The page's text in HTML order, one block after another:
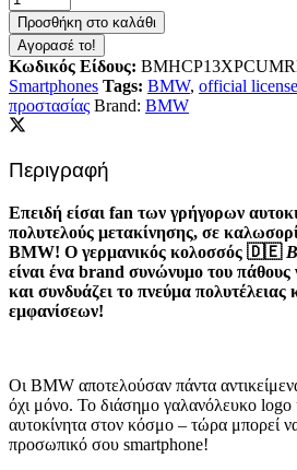
Προσθήκη στο καλάθι
Αγορασέ το!
Κωδικός Είδους:
Smartphones Tags: BMW, official
προστασίας Brand: BMW
Περιγραφή
Επειδή είσαι fan των γρήγορων
πολυτελούς μετακίνησης, σε
BMW! Ο γερμανικός κολοσσός 🇩🇪
είναι ένα brand συνώνυμο του πάθους
και συνδυάζει το πνεύμα πολυτέλειας
εμφανίσεων!
Οι BMW αποτελούσαν πάντα
όχι μόνο. Το διάσημο γαλανόλευκο logo
αυτοκίνητα στον κόσμο – τώρα μπορεί
προσωπικό σου smartphone!